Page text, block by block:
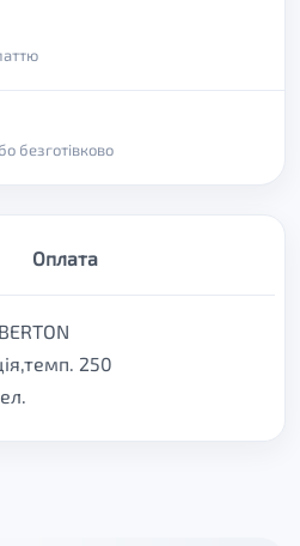
безготівково
Оплата
250